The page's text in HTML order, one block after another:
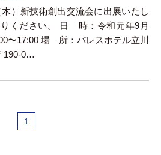
）新技術創出交流会に出展いたし
ください。 日 時：令和元年9月
〜17:00 場 所：パレスホテル立川
190-0…
1